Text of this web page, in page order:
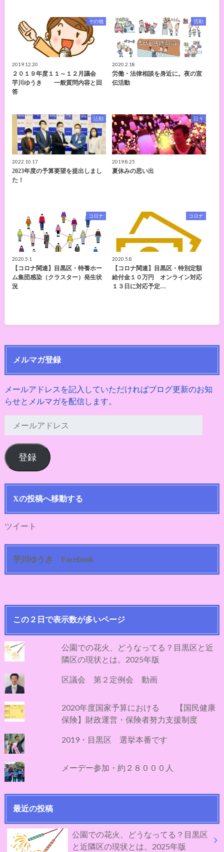
その他
2019.12.20
２０１９年度１１～１２月議会
芋川ゆうき 一般質問内容と回
答
活動
2020.2.18
労働・法律相談を身近に。夜の宣
伝活動
活動
2022.10.17
2023年度の予算要望を提出しまし
た！
日々
2019.8.25
夏休みの思い出
コロナ
2020.5.1
【コロナ関連】目黒区・特養ホー
ム集団感染（クラスター）発生状
況
コロナ
2020.5.8
【コロナ関連】目黒区・特別定額
給付金１０万円 オンライン対応
１３日に対応予定…
メルマガ登録
メールアドレスを記入していただければブログ更新のお知
らせとメルマガを配信します。
ー
ル
ア
ド
登録
Xの投稿へ移動する
ツイート
芋川ゆうき Facebook
この２日で表示数が多いページ
公園での花火、どうなってる？目黒区と近
隣区の現状とは。2025年版
区議会 第２定例会 動画
2020年度国家予算における 【国民健康
保険】財政運営・保険者努力支援制度
2019・目黒区 選挙本番です
メーデー参加・約２８０００人
最近の投稿
公園での花火、どうなってる？目黒区
と近隣区の現状とは。2025年版